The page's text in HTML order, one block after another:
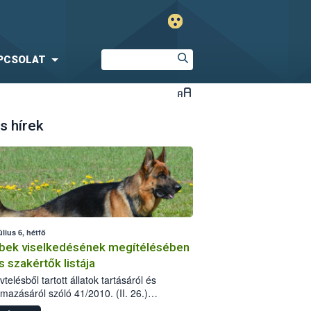
hírek
6, hétfő
viselkedésének megítélésében
szakértők listája
tartott állatok tartásáról és
szóló 41/2010. (II. 26.)
szabályozza az eb okozta fizikai